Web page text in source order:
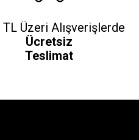
TL Üzeri Alışverişlerde
Ücretsiz
Teslimat